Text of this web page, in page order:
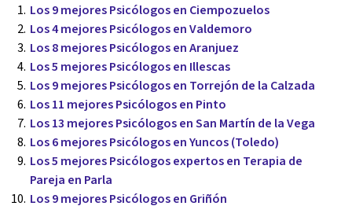
Los 9 mejores Psicólogos en Ciempozuelos
Los 4 mejores Psicólogos en Valdemoro
Los 8 mejores Psicólogos en Aranjuez
Los 5 mejores Psicólogos en Illescas
Los 9 mejores Psicólogos en Torrejón de la Calzada
Los 11 mejores Psicólogos en Pinto
Los 13 mejores Psicólogos en San Martín de la Vega
Los 6 mejores Psicólogos en Yuncos (Toledo)
Los 5 mejores Psicólogos expertos en Terapia de
Pareja en Parla
Los 9 mejores Psicólogos en Griñón